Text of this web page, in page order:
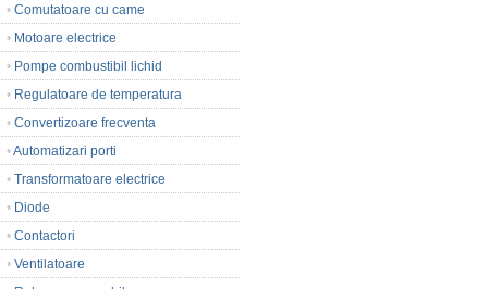
• Comutatoare cu came
• Motoare electrice
• Pompe combustibil lichid
• Regulatoare de temperatura
• Convertizoare frecventa
•Automatizari porti
• Transformatoare electrice
• Diode
• Contactori
• Ventilatoare